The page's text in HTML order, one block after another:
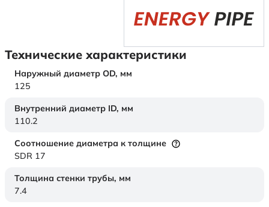
Технические характеристики
Наружный диаметр OD, мм
125
Внутренний диаметр ID, мм
110.2
Соотношение диаметра к толщине
SDR 17
Толщина стенки трубы, мм
7.4